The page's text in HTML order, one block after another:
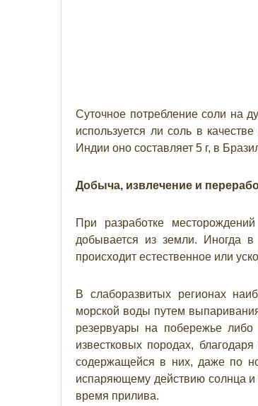
Суточное потребление соли на
используется ли соль в
Индии оно составляет 5 г, в
Добыча, извлечение и
При разработке
добывается из земли. Иногда
происходит естественное или
В слаборазвитых регионах
морской воды путем
резервуары на побережье
известковых породах,
содержащейся в них, даже по
испаряющему действию солнца и
время прилива.